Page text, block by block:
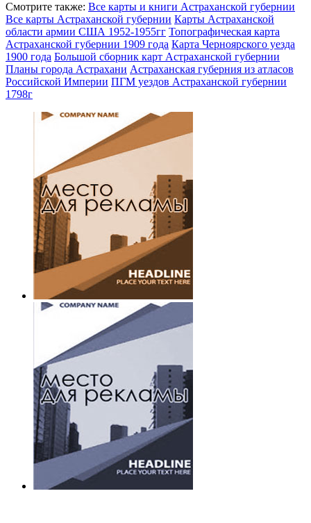
Смотрите также: Все карты и книги Астраханской губернии
Все карты Астраханской губернии Карты Астраханской
области армии США 1952-1955гг Топографическая карта
Астраханской губернии 1909 года Карта Черноярского уезда
1900 года Большой сборник карт Астраханской губернии
Планы города Астрахани Астраханская губерния из атласов
Российской Империи ПГМ уездов Астраханской губернии
1798г